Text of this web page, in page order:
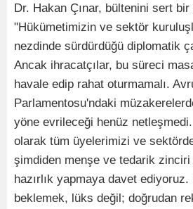
Dr. Hakan Çınar, bültenini sert bir
"Hükümetimizin ve sektör
nezdinde sürdürdüğü diplomatik
Ancak ihracatçılar, bu süreci
havale edip rahat oturmamalı.
Parlamentosu'ndaki
yöne evrileceği henüz
olarak tüm üyelerimizi ve
şimdiden menşe ve tedarik
hazırlık yapmaya davet ediyoruz.
beklemek, lüks değil; doğrudan